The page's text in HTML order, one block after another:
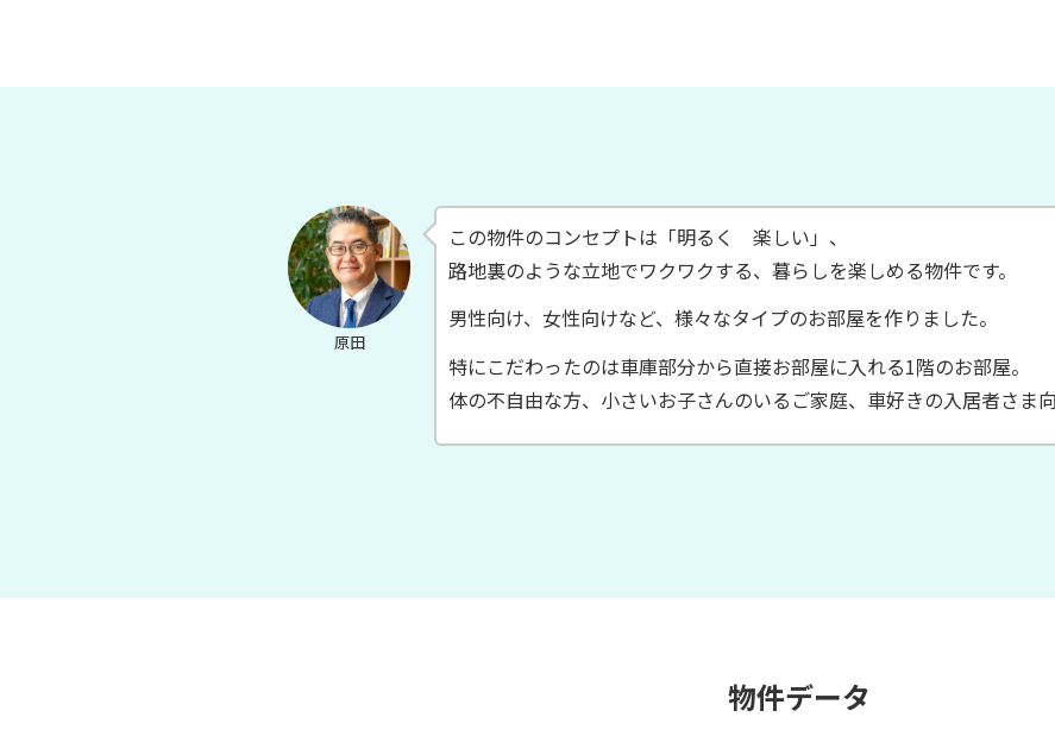
原田
この物件のコンセプトは「明るく 楽しい」、
路地裏のような立地でワクワクする、暮らしを楽しめる物件です。
男性向け、女性向けなど、様々なタイプのお部屋を作りました。
特にこだわったのは車庫部分から直接お部屋に入れる1階のお部屋。
体の不自由な方、小さいお子さんのいるご家庭、車好きの入居者さま向
物件データ